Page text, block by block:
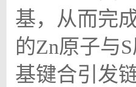
基，从而完
的Zn原子与S
基键合引发